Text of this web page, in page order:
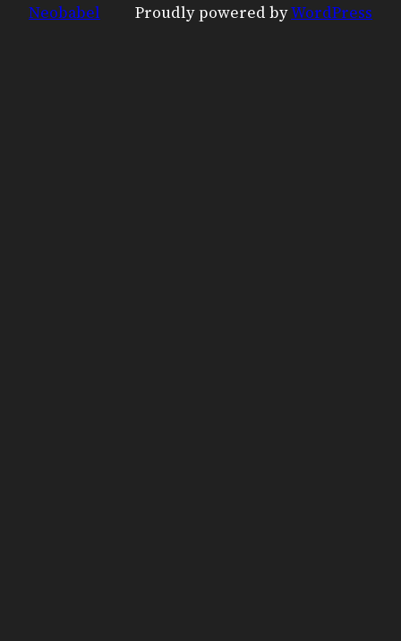
Neobabel Proudly powered byWordPress